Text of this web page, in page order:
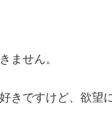
ません。
きですけど、欲望